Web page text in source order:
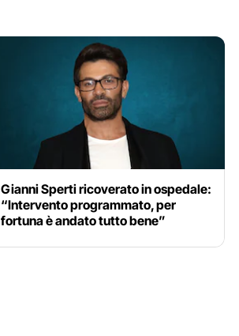
Gianni Sperti ricoverato in ospedale:
“Intervento programmato, per
fortuna è andato tutto bene”